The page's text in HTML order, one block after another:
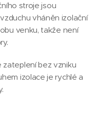
stroje jsou
vháněn izolační
venku, takže není
bez vzniku
izolace je rychlé a